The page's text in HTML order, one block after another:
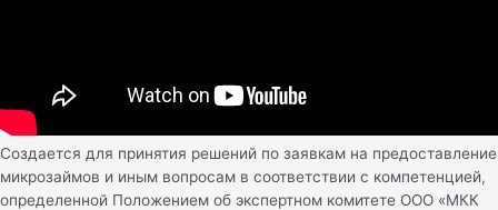
Создается для принятия решений по заявкам на предоставление
микрозаймов и иным вопросам в соответствии с компетенцией,
определенной Положением об экспертном комитете ООО «МКК